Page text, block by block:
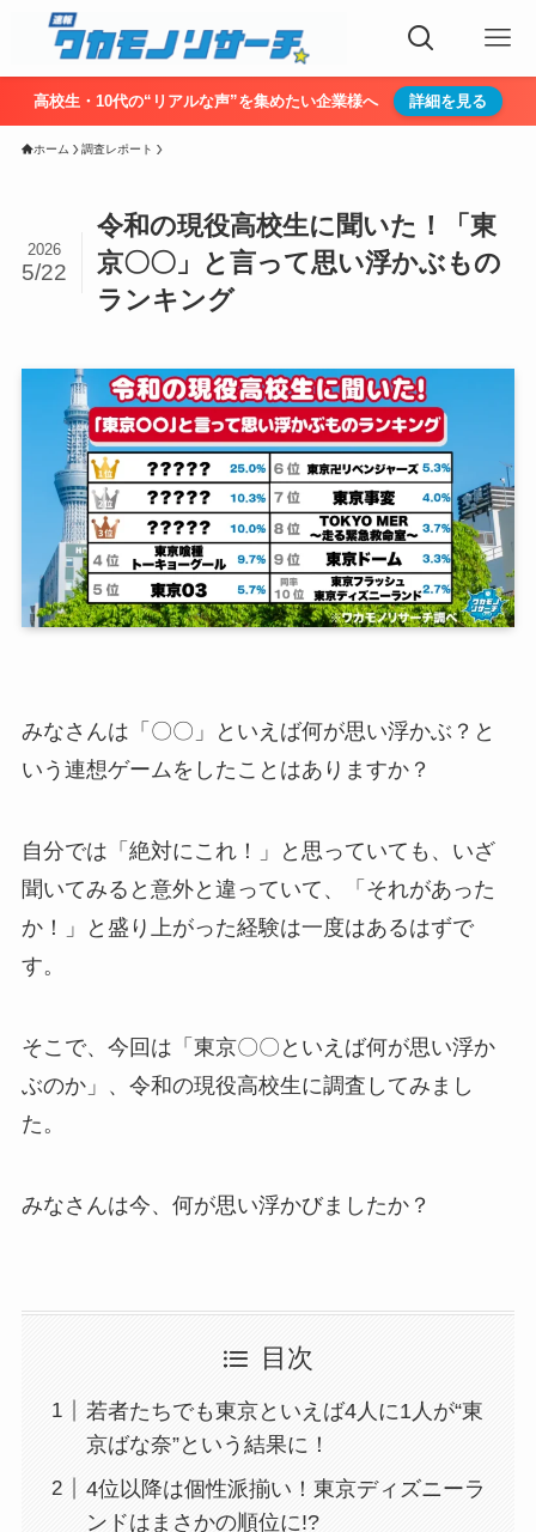
高校生・10代の“リアルな声”を集めたい企業様へ 詳細を見る
ホーム 調査レポート
令和の現役高校生に聞いた！「東
京〇〇」と言って思い浮かぶもの
ランキング
2026
5/22
みなさんは「〇〇」といえば何が思い浮かぶ？と
いう連想ゲームをしたことはありますか？
自分では「絶対にこれ！」と思っていても、いざ
聞いてみると意外と違っていて、「それがあった
か！」と盛り上がった経験は一度はあるはずで
す。
そこで、今回は「東京〇〇といえば何が思い浮か
ぶのか」、令和の現役高校生に調査してみまし
た。
みなさんは今、何が思い浮かびましたか？
目次
若者たちでも東京といえば4人に1人が“東
京ばな奈”という結果に！
4位以降は個性派揃い！東京ディズニーラ
ンドはまさかの順位に!?